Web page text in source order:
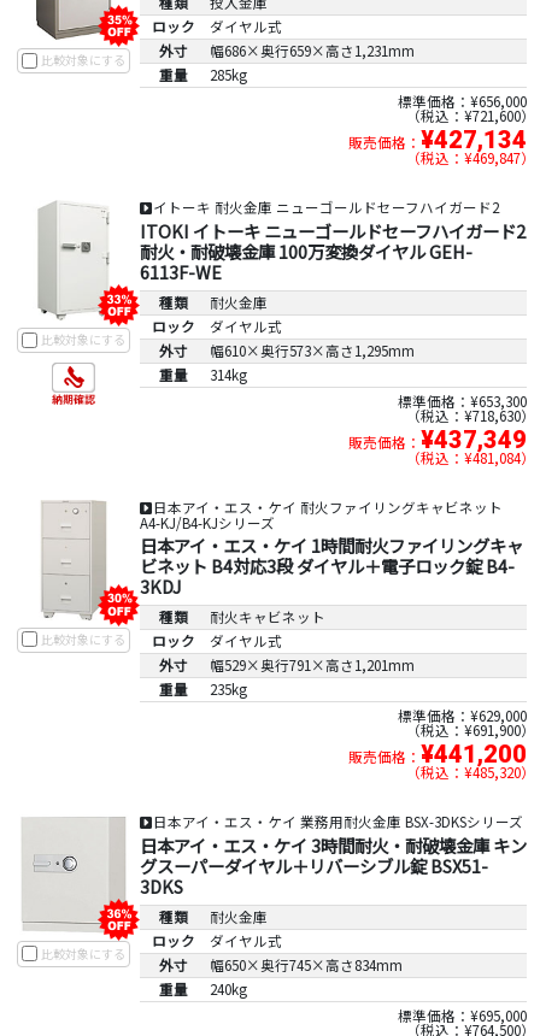
比較対象にする
ロック
ダイヤル式
外寸
幅686×奥行659×高さ1,231mm
重量
285kg
標準価格：¥656,000
税込：¥721,600
販売価格： ¥427,134
税込：¥469,847
比較対象にする
イトーキ 耐火金庫 ニューゴールドセーフハイガード2
ITOKI イトーキ ニューゴールドセーフハイガード2
耐火・耐破壊金庫 100万変換ダイヤル GEH-
6113F-WE
種類
耐火金庫
ロック
ダイヤル式
外寸
幅610×奥行573×高さ1,295mm
重量
314kg
標準価格：¥653,300
税込：¥718,630
販売価格： ¥437,349
税込：¥481,084
比較対象にする
日本アイ・エス・ケイ 耐火ファイリングキャビネット
A4-KJ/B4-KJシリーズ
日本アイ・エス・ケイ 1時間耐火ファイリングキャ
ビネット B4対応3段 ダイヤル＋電子ロック錠 B4-
3KDJ
種類
耐火キャビネット
ロック
ダイヤル式
外寸
幅529×奥行791×高さ1,201mm
重量
235kg
標準価格：¥629,000
税込：¥691,900
販売価格： ¥441,200
税込：¥485,320
比較対象にする
日本アイ・エス・ケイ 業務用耐火金庫 BSX-3DKSシリーズ
日本アイ・エス・ケイ 3時間耐火・耐破壊金庫 キン
グスーパーダイヤル＋リバーシブル錠 BSX51-
3DKS
種類
耐火金庫
ロック
ダイヤル式
外寸
幅650×奥行745×高さ834mm
重量
240kg
標準価格：¥695,000
税込：¥764,500